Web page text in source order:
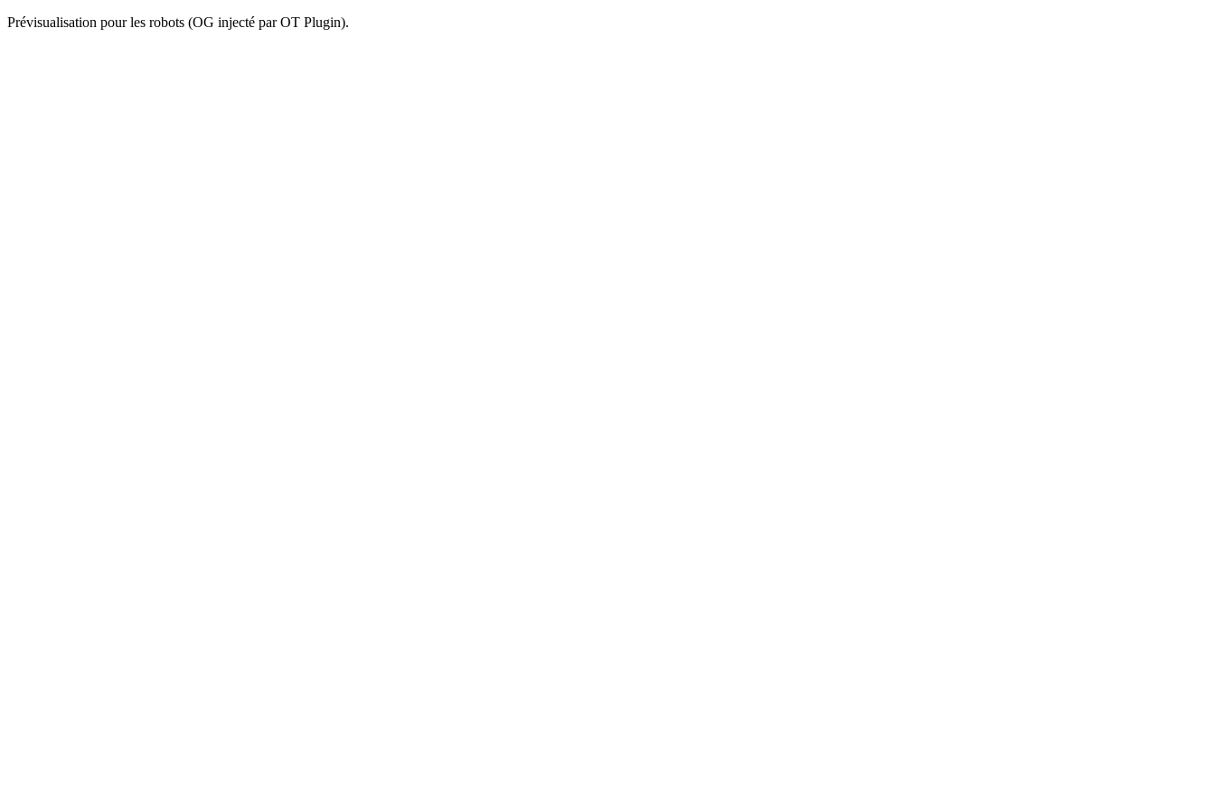
Prévisualisation pour les robots (OG injecté par OT Plugin).